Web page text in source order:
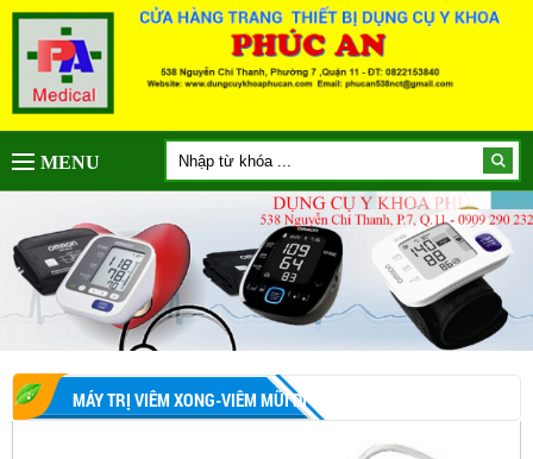
MENU
MÁY TRỊ VIÊM XONG-VIÊM MŨI DỊ ỨNG